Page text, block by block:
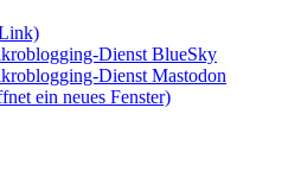
Dienst BlueSky
Dienst Mastodon
ein neues Fenster)